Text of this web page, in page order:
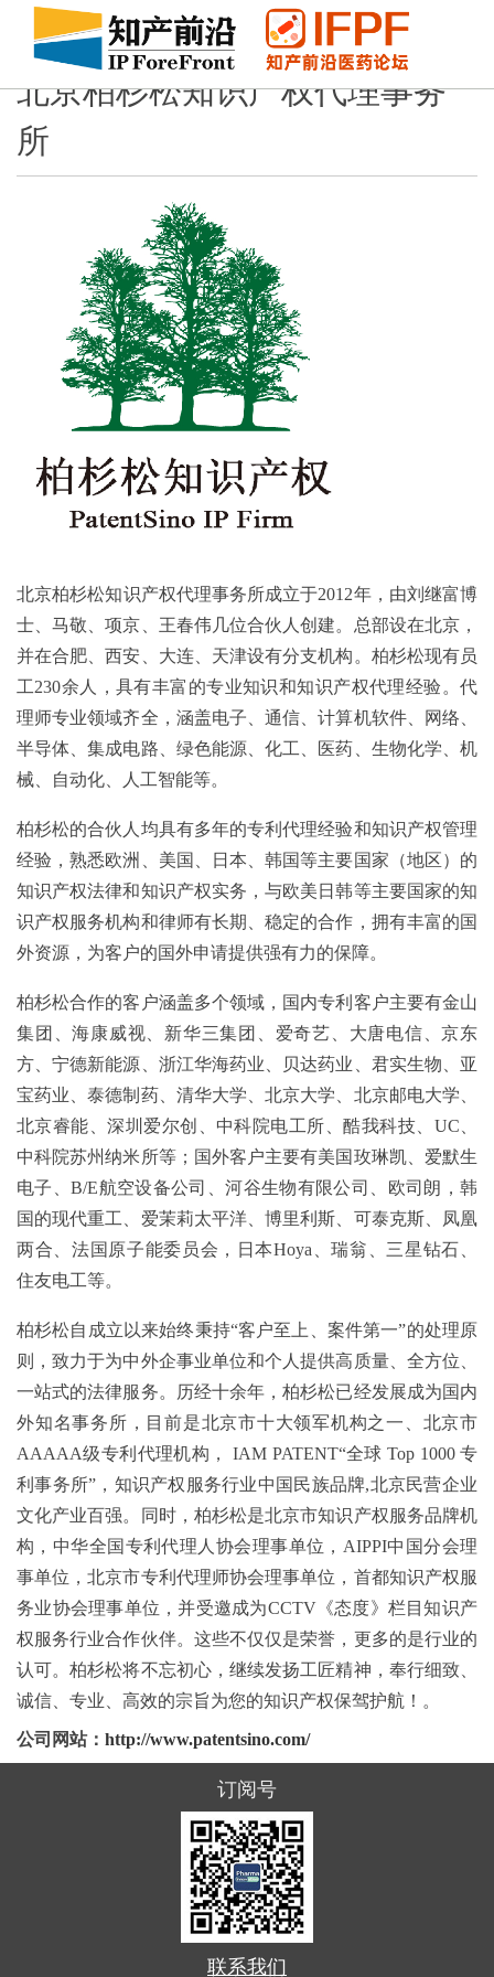
北京柏杉松知识产权代理事务
所
北京柏杉松知识产权代理事务所成立于2012年，由刘继富博
士、马敬、项京、王春伟几位合伙人创建。总部设在北京，
并在合肥、西安、大连、天津设有分支机构。柏杉松现有员
工230余人，具有丰富的专业知识和知识产权代理经验。代
理师专业领域齐全，涵盖电子、通信、计算机软件、网络、
半导体、集成电路、绿色能源、化工、医药、生物化学、机
械、自动化、人工智能等。
柏杉松的合伙人均具有多年的专利代理经验和知识产权管理
经验，熟悉欧洲、美国、日本、韩国等主要国家（地区）的
知识产权法律和知识产权实务，与欧美日韩等主要国家的知
识产权服务机构和律师有长期、稳定的合作，拥有丰富的国
外资源，为客户的国外申请提供强有力的保障。
柏杉松合作的客户涵盖多个领域，国内专利客户主要有金山
集团、海康威视、新华三集团、爱奇艺、大唐电信、京东
方、宁德新能源、浙江华海药业、贝达药业、君实生物、亚
宝药业、泰德制药、清华大学、北京大学、北京邮电大学、
北京睿能、深圳爱尔创、中科院电工所、酷我科技、UC、
中科院苏州纳米所等；国外客户主要有美国玫琳凯、爱默生
电子、B/E航空设备公司、河谷生物有限公司、欧司朗，韩
国的现代重工、爱茉莉太平洋、博里利斯、可泰克斯、凤凰
两合、法国原子能委员会，日本Hoya、瑞翁、三星钻石、
住友电工等。
柏杉松自成立以来始终秉持“客户至上、案件第一”的处理原
则，致力于为中外企事业单位和个人提供高质量、全方位、
一站式的法律服务。历经十余年，柏杉松已经发展成为国内
外知名事务所，目前是北京市十大领军机构之一、北京市
AAAAA级专利代理机构， IAM PATENT“全球 Top 1000 专
利事务所”，知识产权服务行业中国民族品牌,北京民营企业
文化产业百强。同时，柏杉松是北京市知识产权服务品牌机
构，中华全国专利代理人协会理事单位，AIPPI中国分会理
事单位，北京市专利代理师协会理事单位，首都知识产权服
务业协会理事单位，并受邀成为CCTV《态度》栏目知识产
权服务行业合作伙伴。这些不仅仅是荣誉，更多的是行业的
认可。柏杉松将不忘初心，继续发扬工匠精神，奉行细致、
诚信、专业、高效的宗旨为您的知识产权保驾护航！。
公司网站： http://www.patentsino.com/
订阅号
联系我们